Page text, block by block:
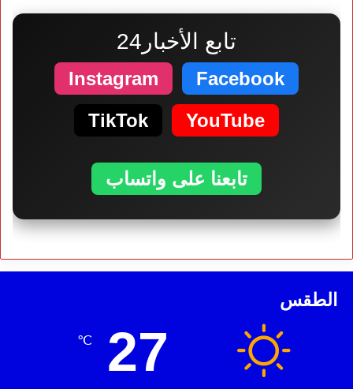
تابع الأخبار24
Facebook
Instagram
YouTube
TikTok
تابعنا على واتساب
الطقس
27
℃